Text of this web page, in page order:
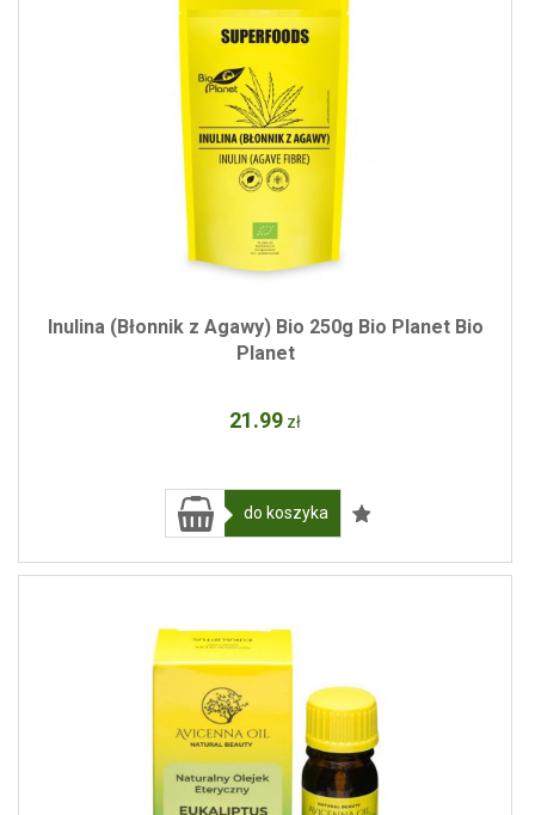
Inulina (Błonnik z Agawy) Bio 250g Bio Planet Bio
Planet
21.99 zł
do koszyka